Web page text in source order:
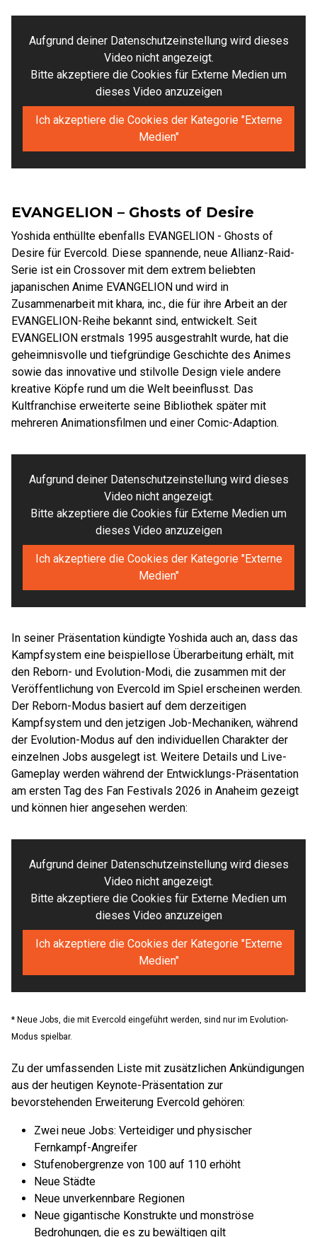
Aufgrund deiner Datenschutzeinstellung wird dieses
Video nicht angezeigt.
Bitte akzeptiere die Cookies für Externe Medien um
dieses Video anzuzeigen
Ich akzeptiere die Cookies der Kategorie "Externe
Medien"
EVANGELION – Ghosts of Desire
Yoshida enthüllte ebenfalls EVANGELION - Ghosts of
Desire für Evercold. Diese spannende, neue Allianz-Raid-
Serie ist ein Crossover mit dem extrem beliebten
japanischen Anime EVANGELION und wird in
Zusammenarbeit mit khara, inc., die für ihre Arbeit an der
EVANGELION-Reihe bekannt sind, entwickelt. Seit
EVANGELION erstmals 1995 ausgestrahlt wurde, hat die
geheimnisvolle und tiefgründige Geschichte des Animes
sowie das innovative und stilvolle Design viele andere
kreative Köpfe rund um die Welt beeinflusst. Das
Kultfranchise erweiterte seine Bibliothek später mit
mehreren Animationsfilmen und einer Comic-Adaption.
Aufgrund deiner Datenschutzeinstellung wird dieses
Video nicht angezeigt.
Bitte akzeptiere die Cookies für Externe Medien um
dieses Video anzuzeigen
Ich akzeptiere die Cookies der Kategorie "Externe
Medien"
In seiner Präsentation kündigte Yoshida auch an, dass das
Kampfsystem eine beispiellose Überarbeitung erhält, mit
den Reborn- und Evolution-Modi, die zusammen mit der
Veröffentlichung von Evercold im Spiel erscheinen werden.
Der Reborn-Modus basiert auf dem derzeitigen
Kampfsystem und den jetzigen Job-Mechaniken, während
der Evolution-Modus auf den individuellen Charakter der
einzelnen Jobs ausgelegt ist. Weitere Details und Live-
Gameplay werden während der Entwicklungs-Präsentation
am ersten Tag des Fan Festivals 2026 in Anaheim gezeigt
und können hier angesehen werden:
Aufgrund deiner Datenschutzeinstellung wird dieses
Video nicht angezeigt.
Bitte akzeptiere die Cookies für Externe Medien um
dieses Video anzuzeigen
Ich akzeptiere die Cookies der Kategorie "Externe
Medien"
* Neue Jobs, die mit Evercold eingeführt werden, sind nur im Evolution-
Modus spielbar.
Zu der umfassenden Liste mit zusätzlichen Ankündigungen
aus der heutigen Keynote-Präsentation zur
bevorstehenden Erweiterung Evercold gehören:
Zwei neue Jobs: Verteidiger und physischer
Fernkampf-Angreifer
Stufenobergrenze von 100 auf 110 erhöht
Neue Städte
Neue unverkennbare Regionen
Neue gigantische Konstrukte und monströse
Bedrohungen, die es zu bewältigen gilt